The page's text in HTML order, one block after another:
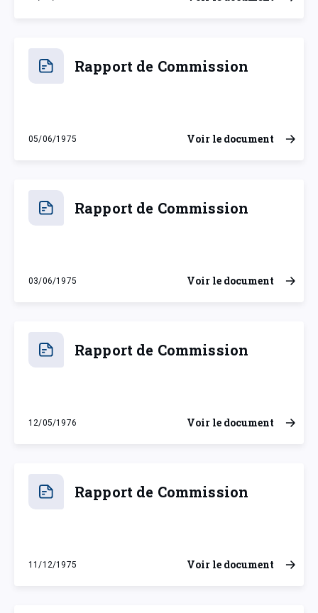
vendredi 28 juin 1974
Rapport de Commission
05/06/1975
jeudi 5 juin 1975
Voir le document
Rapport de Commission
03/06/1975
mardi 3 juin 1975
Voir le document
Rapport de Commission
12/05/1976
mercredi 12 mai 1976
Voir le document
Rapport de Commission
11/12/1975
jeudi 11 décembre 1975
Voir le document